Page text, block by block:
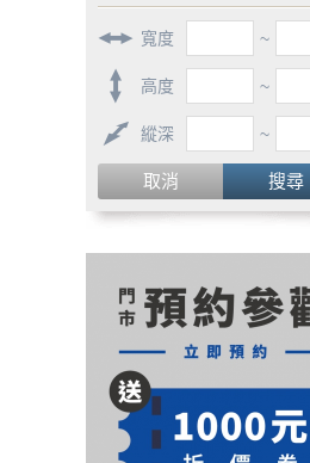
寬度 ~
高度 ~
縱深 ~
取消 搜尋